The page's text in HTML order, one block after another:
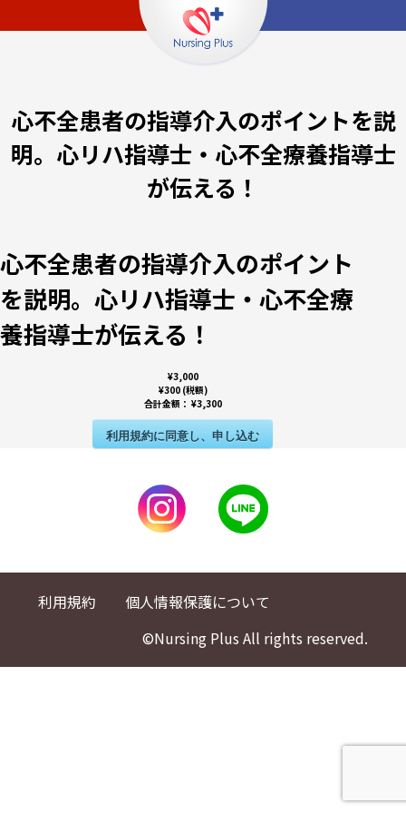
心不全患者の指導介入のポイントを説
明。心リハ指導士・心不全療養指導士
が伝える！
心不全患者の指導介入のポイント
を説明。心リハ指導士・心不全療
養指導士が伝える！
¥3,000
¥300 (税額)
合計金額： ¥3,300
利用規約に同意し、申し込む
利用規約
個人情報保護について
©Nursing Plus All rights reserved.